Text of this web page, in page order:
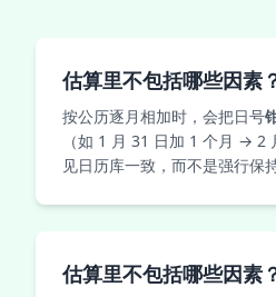
估算里不包括哪些因素
按公历逐月相加时，会把日号
（如 1 月 31 日加 1 个月 → 2
见日历库一致，而不是强行保
估算里不包括哪些因素